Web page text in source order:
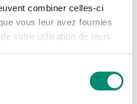
combiner celles-ci
vous leur avez fournies
votre utilisation de leurs